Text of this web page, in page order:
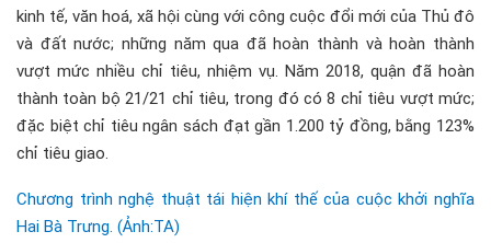
kinh tế, văn hoá, xã hội cùng với công cuộc đổi mới của Thủ đô
và đất nước; những năm qua đã hoàn thành và hoàn thành
vượt mức nhiều chỉ tiêu, nhiệm vụ. Năm 2018, quận đã hoàn
thành toàn bộ 21/21 chỉ tiêu, trong đó có 8 chỉ tiêu vượt mức;
đặc biệt chỉ tiêu ngân sách đạt gần 1.200 tỷ đồng, bằng 123%
chỉ tiêu giao.
Chương trình nghệ thuật tái hiện khí thế của cuộc khởi nghĩa
Hai Bà Trưng. (Ảnh:TA)